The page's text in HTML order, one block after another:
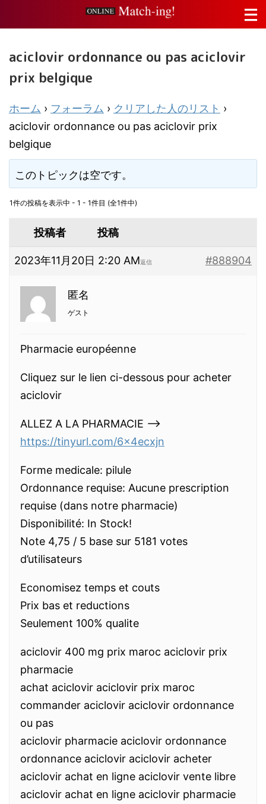
aciclovir ordonnance ou pas aciclovir
prix belgique
ホーム › フォーラム › クリアした人のリスト ›
aciclovir ordonnance ou pas aciclovir prix
belgique
このトピックは空です。
1件の投稿を表示中 - 1 - 1件目 (全1件中)
投稿者 投稿
2023年11月20日 2:20 AM #888904
返信
匿名
ゲスト
Pharmacie européenne
Cliquez sur le lien ci-dessous pour acheter
aciclovir
ALLEZ A LA PHARMACIE —>
https://tinyurl.com/6x4ecxjn
Forme medicale: pilule
Ordonnance requise: Aucune prescription
requise (dans notre pharmacie)
Disponibilité: In Stock!
Note 4,75 / 5 base sur 5181 votes
d’utilisateurs
Economisez temps et couts
Prix bas et reductions
Seulement 100% qualite
aciclovir 400 mg prix maroc aciclovir prix
pharmacie
achat aciclovir aciclovir prix maroc
commander aciclovir aciclovir ordonnance
ou pas
aciclovir pharmacie aciclovir ordonnance
ordonnance aciclovir aciclovir acheter
aciclovir achat en ligne aciclovir vente libre
aciclovir achat en ligne aciclovir pharmacie